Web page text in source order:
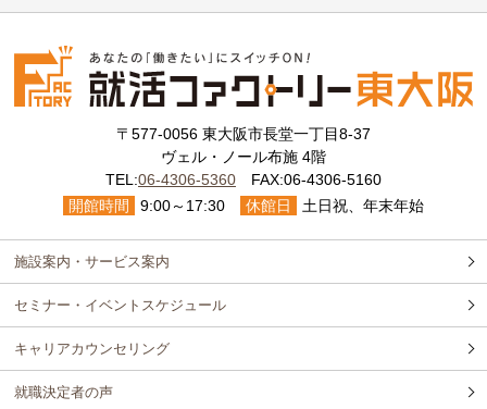
〒577-0056 東大阪市長堂一丁目8-37
ヴェル・ノール布施 4階
TEL:06-4306-5360FAX:06-4306-5160
開館時間
9:00～17:30 休館日 土日祝、年末年始
施設案内・サービス案内
セミナー・イベントスケジュール
キャリアカウンセリング
就職決定者の声